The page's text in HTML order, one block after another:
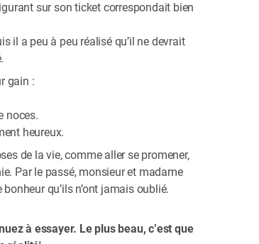
sur son ticket correspondait bien
il a peu à peu réalisé qu’il ne devrait
gain :
noces.
heureux.
de la vie, comme aller se promener,
Par le passé, monsieur et madame
qu’ils n’ont jamais oublié.
à essayer. Le plus beau, c’est que